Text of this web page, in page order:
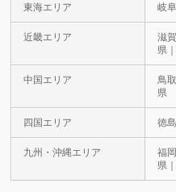
東海エリア 岐
近畿エリア
滋
県
中国エリア
鳥
県
四国エリア 徳
九州・沖縄エリア
福
県